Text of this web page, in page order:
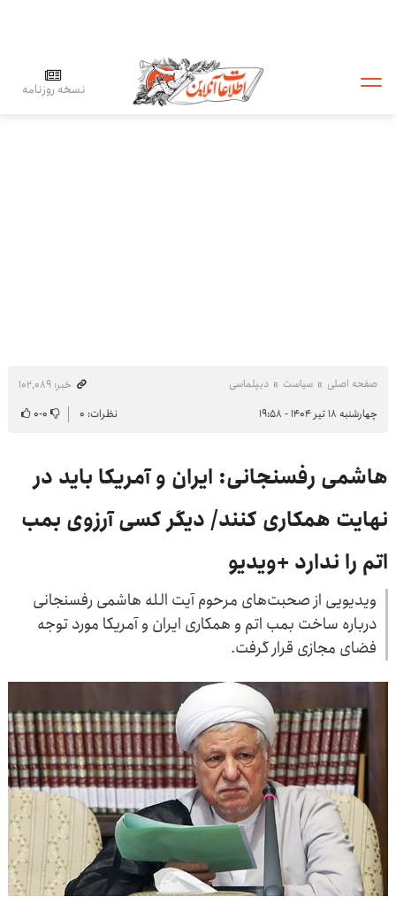
نسخه روزنامه
صفحه اصلی سیاست دیپلماسی
خبر: ۱۰۲٬۰۸۹
چهارشنبه ۱۸ تیر ۱۴۰۴ - ۱۹:۵۸
نظرات: ۰ ۰-۰
هاشمی رفسنجانی: ایران و آمریکا باید در
نهایت همکاری کنند/ دیگر کسی آرزوی بمب
اتم را ندارد +ویدیو
ویدیویی از صحبت‌های مرحوم آیت الله هاشمی رفسنجانی
درباره ساخت بمب اتم و همکاری ایران و آمریکا مورد توجه
فضای مجازی قرار گرفت.